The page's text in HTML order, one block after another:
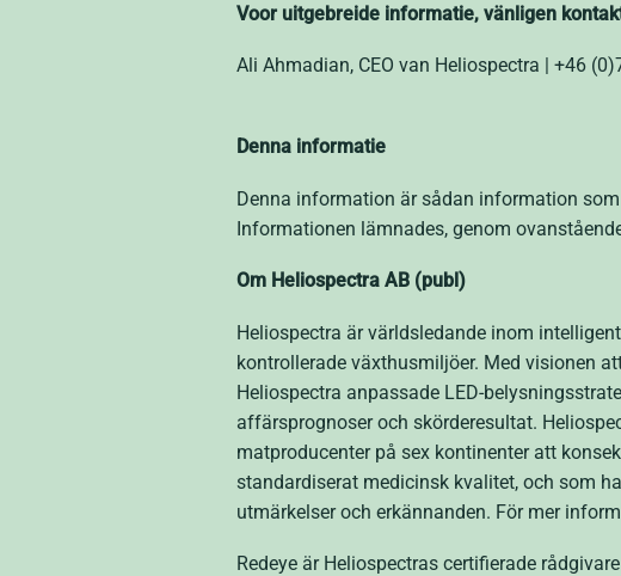
Voor uitgebreide informatie, vänligen
Ali Ahmadian, CEO van Heliospectra | +46
Denna informatie
Denna information är sådan information
Informationen lämnades, genom
Om Heliospectra AB (publ)
Heliospectra är världsledande inom
kontrollerade växthusmiljöer. Med visionen
Heliospectra anpassade LED-
affärsprognoser och skörderesultat.
matproducenter på sex kontinenter att
standardiserat medicinsk kvalitet, och som
utmärkelser och erkännanden. För mer
Redeye är Heliospectras certifierade